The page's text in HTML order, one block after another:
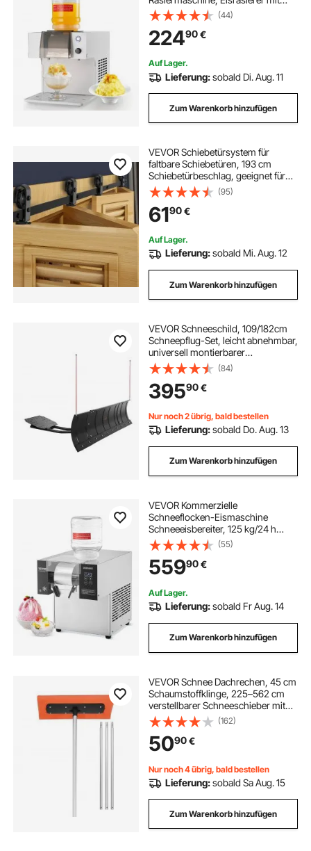
Edelstahlklinge, elektrischer
Bingsu-Maschine mit 1,8 L Tank,
90-s-Schnellkühlung, für Zuhause
kleine Veranstaltung
(44)
22490€
Auf Lager.
Lieferung:sobald Di. Aug. 11
Zum Warenkorb hinzufügen
VEVOR Schiebetürsystem für
faltbare Schiebetüren, 193 cm
Schiebetürbeschlag, geeignet für
vier 45,7 cm große Schrank-,
Speisekammer- & Wäschetüren
(nicht im Lieferumfang enthalten)
(95)
6190€
Auf Lager.
Lieferung:sobald Mi. Aug. 12
Zum Warenkorb hinzufügen
VEVOR Schneeschild, 109/182cm
Schneepflug-Set, leicht abnehmbar,
universell montierbarer
Schneeschieber mit
Gummiklappen, Stahlklinge,
Räumschild kompatibel mit den
meisten UTVs & ATVs
(84)
39590€
Nur noch 2 übrig, bald bestellen
Lieferung:sobald Do. Aug. 13
Zum Warenkorb hinzufügen
VEVOR Kommerzielle
Schneeflocken-Eismaschine
Schneeeisbereiter, 125 kg/24 h
Schneeflocken-Eismaschine,
Edelstahl-Eisrasierer, elektrischer
Schneekegel-Maker mit
Luftkühlsystem & Touch-Screen
(55)
55990€
Auf Lager.
Lieferung:sobald Fr Aug. 14
Zum Warenkorb hinzufügen
VEVOR Schnee Dachrechen, 45 cm
Schaumstoffklinge, 225–562 cm
verstellbarer Schneeschieber mit
rutschfestem Griff, leichtes
Schneeräumwerkzeug zum
Entfernen von Laub & Schnee vom
Dach
(162)
5090€
Nur noch 4 übrig, bald bestellen
Lieferung:sobald Sa Aug. 15
Zum Warenkorb hinzufügen